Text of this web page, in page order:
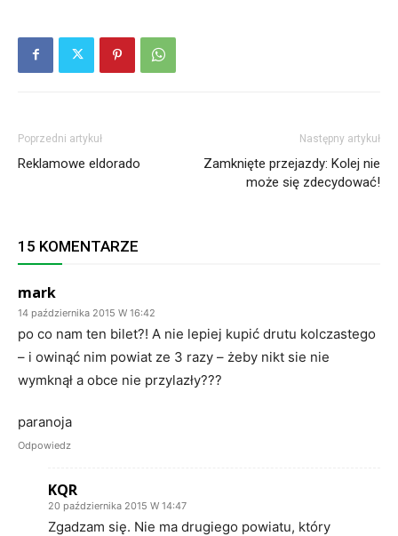
Poprzedni artykuł
Reklamowe eldorado
Następny artykuł
Zamknięte przejazdy: Kolej nie
może się zdecydować!
15 KOMENTARZE
mark
14 października 2015 W 16:42
po co nam ten bilet?! A nie lepiej kupić drutu kolczastego
– i owinąć nim powiat ze 3 razy – żeby nikt sie nie
wymknął a obce nie przylazły???
paranoja
Odpowiedz
KQR
20 października 2015 W 14:47
Zgadzam się. Nie ma drugiego powiatu, który